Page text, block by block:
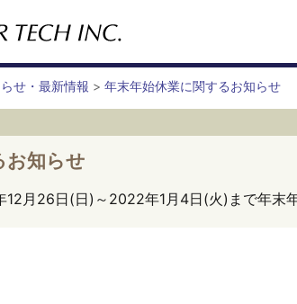
せ・最新情報 > 年末年始休業に関するお知らせ
お知らせ
月26日(日)～2022年1月4日(火)まで年末